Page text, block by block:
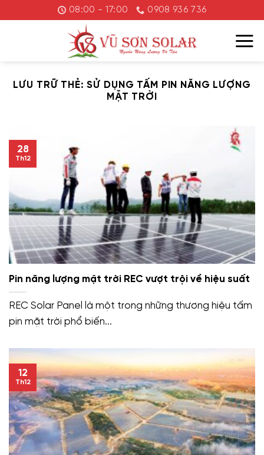
đến
08:00 - 17:00 0908 936 736
LƯU TRỮ THẺ:SỬ DỤNG TẤM PIN NĂNG LƯỢNG
MẶT TRỜI
Pin năng lượng mặt trời REC vượt trội về hiệu suất
REC Solar Panel là một trong những thương hiệu tấm
pin mặt trời phổ biến...
28
Th12
12
Th12